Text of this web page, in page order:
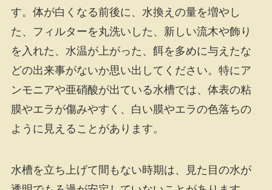
す。体が白くなる前後に、水換えの量を増やし
た、フィルターを丸洗いした、新しい流木や飾り
を入れた、水温が上がった、餌を多めに与えたな
どの出来事がないか思い出してください。特にア
ンモニアや亜硝酸が出ている水槽では、体表の粘
膜やエラが傷みやすく、白い膜やエラの色落ちの
ように見えることがあります。
水槽を立ち上げて間もない時期は、見た目の水が